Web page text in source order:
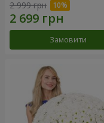
2 999 грн
Замовити